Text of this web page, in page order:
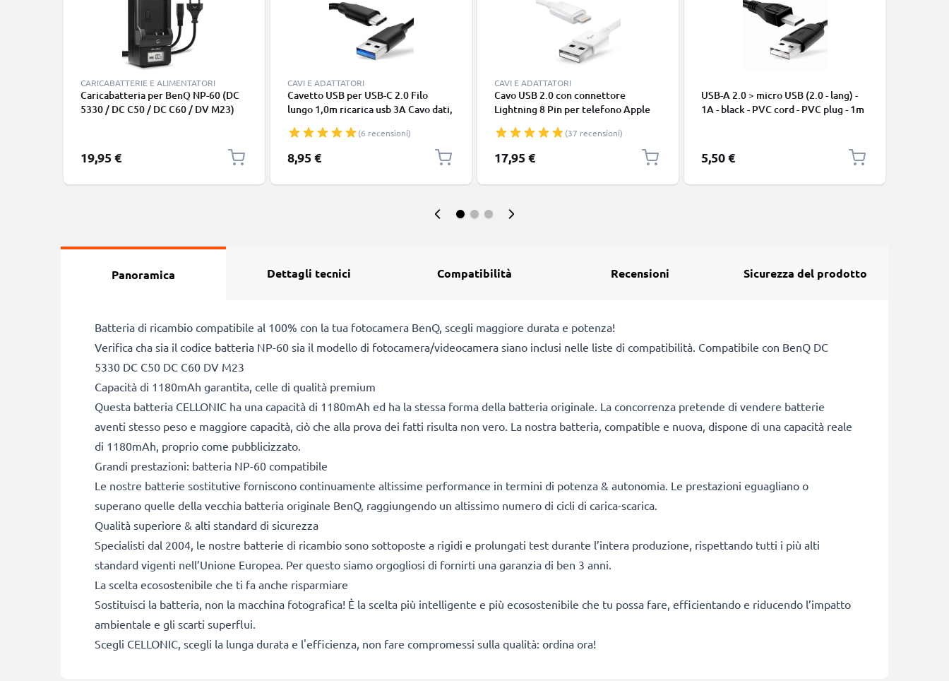
CARICABATTERIE E ALIMENTATORI
Caricabatteria per BenQ NP-60 (DC
5330 / DC C50 / DC C60 / DV M23)
19,95 €
CAVI E ADATTATORI
Cavetto USB per USB-C 2.0 Filo
lungo 1,0m ricarica usb 3A Cavo dati,
smartphone (Samsung, Huawei,
Google Pixel), fotocamera Canon,
Panasonic Lumix, Sony connettore
(6 recensioni)
8,95 €
CAVI E ADATTATORI
Cavo USB 2.0 con connettore
Lightning 8 Pin per telefono Apple
SE filo di 1m cavetto dati & ricarica
in bianco per cellulare
(37 recensioni)
17,95 €
USB-A 2.0 > micro USB (2.0 - lang) -
1A - black - PVC cord - PVC plug - 1m
5,50 €
Panoramica Dettagli tecnici Compatibilità Recensioni Sicurezza del prodotto
Batteria di ricambio compatibile al 100% con la tua fotocamera BenQ, scegli maggiore durata e potenza!
Verifica cha sia il codice batteria NP-60 sia il modello di fotocamera/videocamera siano inclusi nelle liste di compatibilità. Compatibile con BenQ DC
5330 DC C50 DC C60 DV M23
Capacità di 1180mAh garantita, celle di qualità premium
Questa batteria CELLONIC ha una capacità di 1180mAh ed ha la stessa forma della batteria originale. La concorrenza pretende di vendere batterie
aventi stesso peso e maggiore capacità, ciò che alla prova dei fatti risulta non vero. La nostra batteria, compatible e nuova, dispone di una capacità reale
di 1180mAh, proprio come pubblicizzato.
Grandi prestazioni: batteria NP-60 compatibile
Le nostre batterie sostitutive forniscono continuamente altissime performance in termini di potenza & autonomia. Le prestazioni eguagliano o
superano quelle della vecchia batteria originale BenQ, raggiungendo un altissimo numero di cicli di carica-scarica.
Qualità superiore & alti standard di sicurezza
Specialisti dal 2004, le nostre batterie di ricambio sono sottoposte a rigidi e prolungati test durante l’intera produzione, rispettando tutti i più alti
standard vigenti nell’Unione Europea. Per questo siamo orgogliosi di fornirti una garanzia di ben 3 anni.
La scelta ecosostenibile che ti fa anche risparmiare
Sostituisci la batteria, non la macchina fotografica! È la scelta più intelligente e più ecosostenibile che tu possa fare, efficientando e riducendo l’impatto
ambientale e gli scarti superflui.
Scegli CELLONIC, scegli la lunga durata e l'efficienza, non fare compromessi sulla qualità: ordina ora!